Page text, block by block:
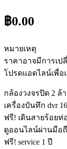
฿0.00
หมายเหตุ
ราคาอาจมีการเป
โปรดแอดไลน์เพื่
กล้องวงจรปิด 2 ล้
เครื่องบันทึก dvr
ฟรี! เดินสายร้อยท่
ดูออนไลน์ผ่านมือ
ฟรี! service 1 ปี